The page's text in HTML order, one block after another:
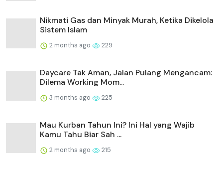
Nikmati Gas dan Minyak Murah, Ketika Dikelola
Sistem Islam
2 months ago 229
Daycare Tak Aman, Jalan Pulang Mengancam:
Dilema Working Mom...
3 months ago 225
Mau Kurban Tahun Ini? Ini Hal yang Wajib
Kamu Tahu Biar Sah ...
2 months ago 215